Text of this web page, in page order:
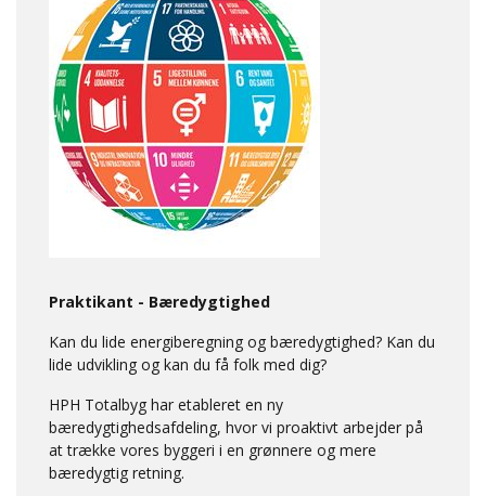
Praktikant - Bæredygtighed
Kan du lide energiberegning og bæredygtighed? Kan du
lide udvikling og kan du få folk med dig?
HPH Totalbyg har etableret en ny
bæredygtighedsafdeling, hvor vi proaktivt arbejder på
at trække vores byggeri i en grønnere og mere
bæredygtig retning.